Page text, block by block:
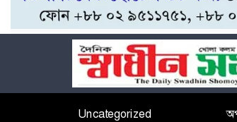
Uncategorized